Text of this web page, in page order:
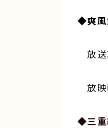
◆爽風
放送
放映
◆三重